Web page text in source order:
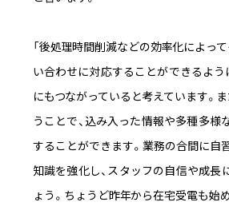
「後処理時間削減などの効率化によっ
い合わせに対応することができるよう
にもつながっていると考えています。
うことで、込み入った情報や多種多様
することができます。業務の合間に自
知識を強化し、スタッフの自信や成長
ょう。ちょうど昨年から在宅受電も始